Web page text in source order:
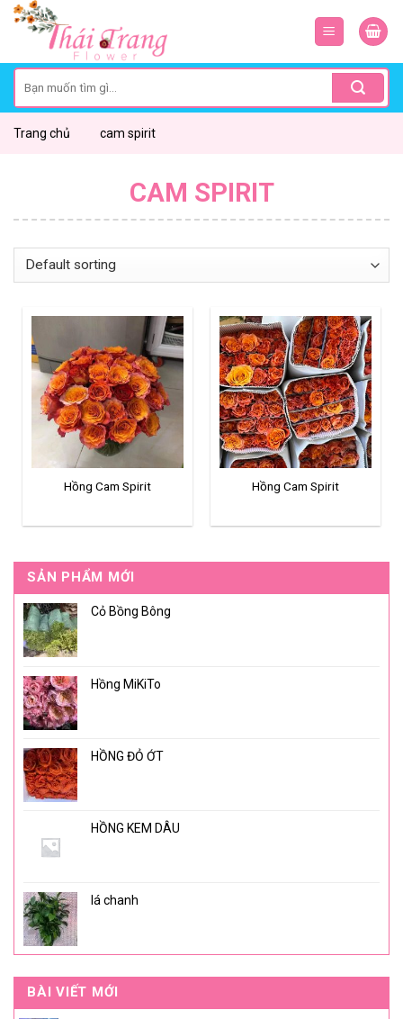
Skip
for:
Trang chủ cam spirit
CAM SPIRIT
Hồng Cam Spirit Hồng Cam Spirit
SẢN PHẨM MỚI
Cỏ Bồng Bông
Hồng MiKiTo
HỒNG ĐỎ ỚT
HỒNG KEM DÂU
lá chanh
BÀI VIẾT MỚI